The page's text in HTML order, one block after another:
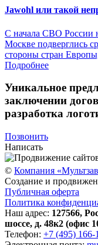
Jawohl или такой
С начала СВО России
Москве подверглись
стороны стран
Подробнее
Уникальное
заключении
разработка
Позвонить
Написать
© Компания
Создание и
Публичная оферта
Политика
Наш адрес: 127566,
шоссе, д. 48к2 (офис
Телефон: +7 (495) 166-